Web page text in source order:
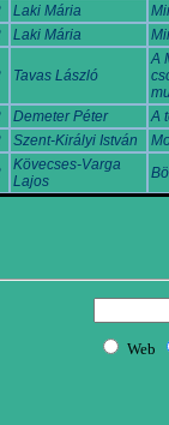
Laki Mária
Laki Mária
Tavas László
A
Demeter Péter
A
Szent-Királyi István
Kövecses-Varga
Lajos